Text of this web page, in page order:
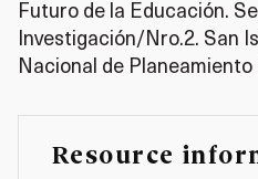
Futuro de la Educación.
Investigación/Nro.2. San
Nacional de
Resource